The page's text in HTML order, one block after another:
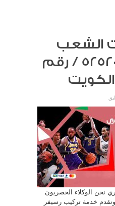
الشعب
البحري / 52520080 / رقم
نحن الوكلاء الحصريون
خدمة تركيب رسيفر